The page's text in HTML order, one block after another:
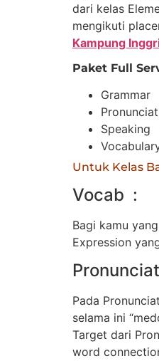
dari kelas
mengikuti
Kampung
Paket Full
Grammar
Speaking
Untuk Kelas
Vocab :
Bagi kamu
Expression
Pada
selama ini
Target dari
word